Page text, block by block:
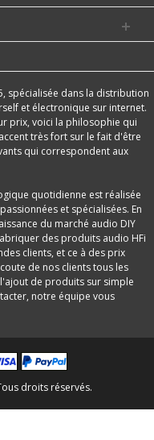
spécialisée dans la distribution
et électronique sur internet.
prix, voici la philosophie qui
très fort sur le fait d'être
qui correspondent aux
quotidienne est réalisée
et spécialisées. En
du marché audio DIY
des produits audio HFi
clients, et ce à des prix
de nos clients tous les
de produits sur simple
notre équipe vous
droits réservés.